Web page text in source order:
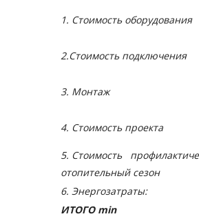
1. Стоимость оборудования
2.Стоимость подключения
3. Монтаж
4. Стоимость проекта
5. Стоимость
отопительный сезон
6. Энергозатраты:
ИТОГО min